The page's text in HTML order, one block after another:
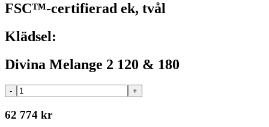
FSC™-certifierad ek, tvål
Klädsel:
Divina Melange 2 120 & 180
- +
62 774 kr